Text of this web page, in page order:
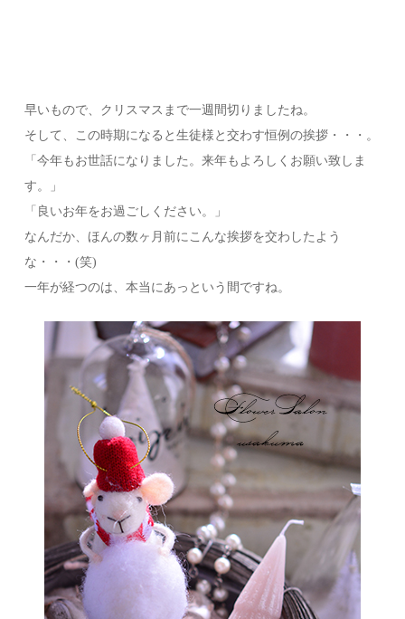
早いもので、クリスマスまで一週間切りましたね。
そして、この時期になると生徒様と交わす恒例の挨拶・・・。
「今年もお世話になりました。来年もよろしくお願い致しま
す。」
「良いお年をお過ごしください。」
なんだか、ほんの数ヶ月前にこんな挨拶を交わしたよう
な・・・(笑)
一年が経つのは、本当にあっという間ですね。